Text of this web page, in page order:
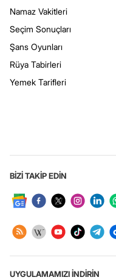
Namaz Vakitleri
Seçim Sonuçları
Şans Oyunları
Rüya Tabirleri
Yemek Tarifleri
BİZİ TAKİP EDİN
UYGULAMAMIZI İNDİRİN